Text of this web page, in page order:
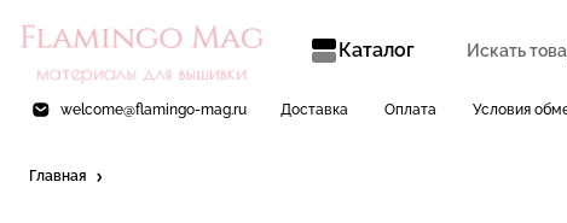
Каталог
welcome@flamingo-mag.ru Доставка Оплата Условия
Главная